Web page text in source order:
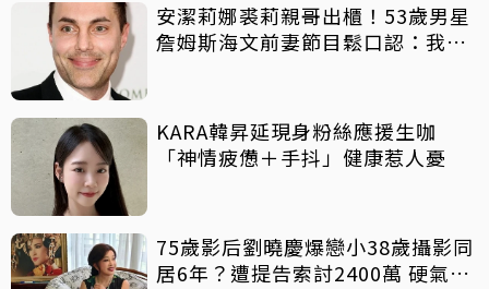
安潔莉娜裘莉親哥出櫃！53歲男星
詹姆斯海文前妻節目鬆口認：我是
KARA韓昇延現身粉絲應援生咖
「神情疲憊＋手抖」健康惹人憂
75歲影后劉曉慶爆戀小38歲攝影同
居6年？遭提告索討2400萬 硬氣反